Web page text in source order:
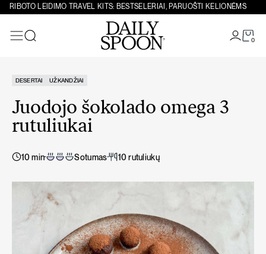
Eiti prie turinio
RIBOTO LEIDIMO TRAVEL KITS: BESTSELERIAI, PARUOŠTI KELIONĖMS
0
DESERTAI UŽKANDŽIAI
Juodojo šokolado omega 3
rutuliukai
10 min Sotumas 10 rutuliukų